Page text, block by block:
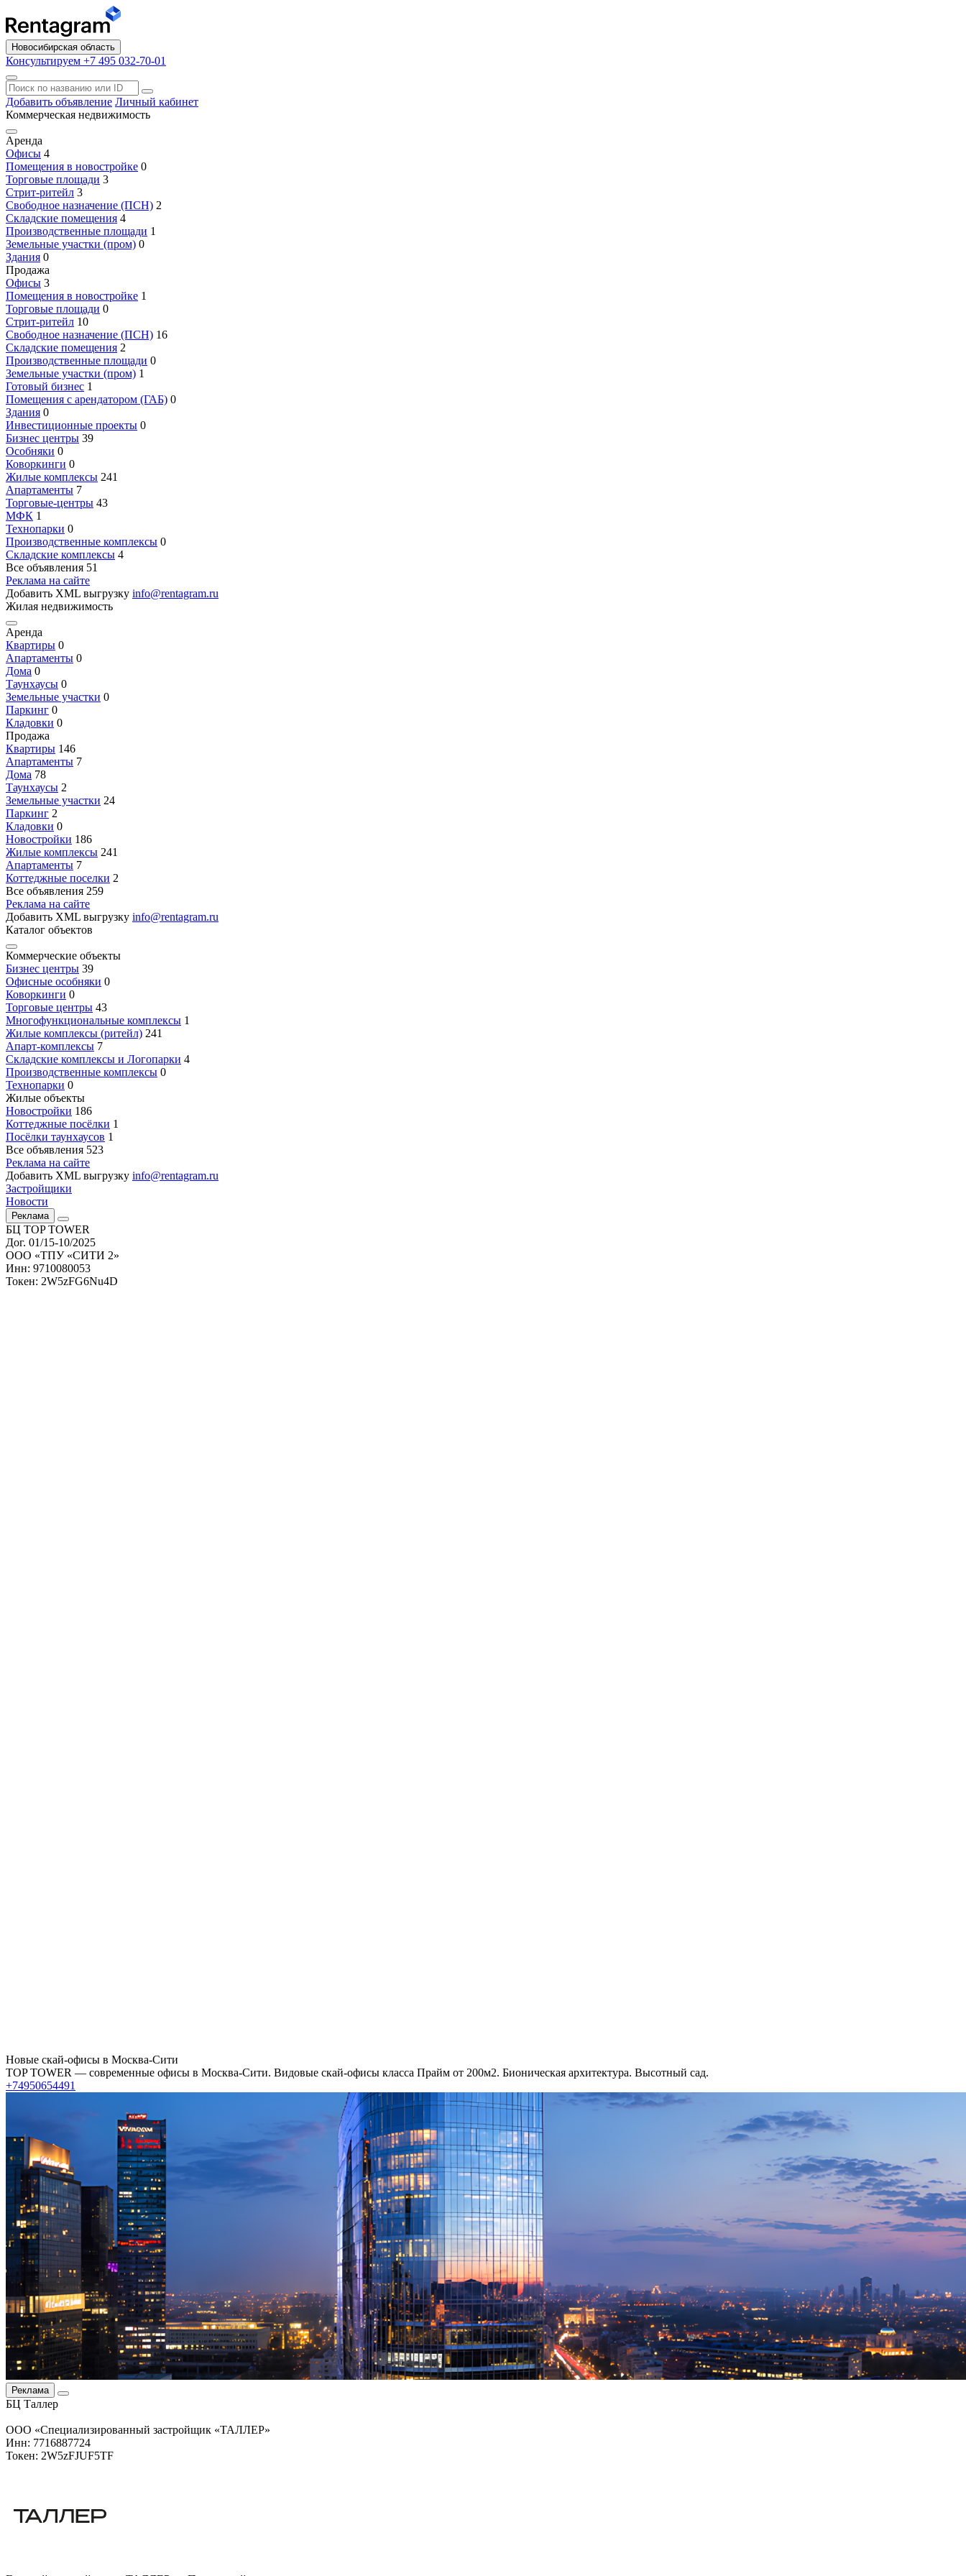
Новосибирская область
Консультируем +7 495 032-70-01
Добавить объявление Личный кабинет
Коммерческая недвижимость
Аренда
Офисы 4
Помещения в новостройке 0
Торговые площади 3
Стрит-ритейл 3
Свободное назначение (ПСН) 2
Складские помещения 4
Производственные площади 1
Земельные участки (пром) 0
Здания 0
Продажа
Офисы 3
Помещения в новостройке 1
Торговые площади 0
Стрит-ритейл 10
Свободное назначение (ПСН) 16
Складские помещения 2
Производственные площади 0
Земельные участки (пром) 1
Готовый бизнес 1
Помещения с арендатором (ГАБ) 0
Здания 0
Инвестиционные проекты 0
Бизнес центры 39
Особняки 0
Коворкинги 0
Жилые комплексы 241
Апартаменты 7
Торговые-центры 43
МФК 1
Технопарки 0
Производственные комплексы 0
Складские комплексы 4
Все объявления 51
Реклама на сайте
Добавить XML выгрузку info@rentagram.ru
Жилая недвижимость
Аренда
Квартиры 0
Апартаменты 0
Дома 0
Таунхаусы 0
Земельные участки 0
Паркинг 0
Кладовки 0
Продажа
Квартиры 146
Апартаменты 7
Дома 78
Таунхаусы 2
Земельные участки 24
Паркинг 2
Кладовки 0
Новостройки 186
Жилые комплексы 241
Апартаменты 7
Коттеджные поселки 2
Все объявления 259
Реклама на сайте
Добавить XML выгрузку info@rentagram.ru
Каталог объектов
Коммерческие объекты
Бизнес центры 39
Офисные особняки 0
Коворкинги 0
Торговые центры 43
Многофункциональные комплексы 1
Жилые комплексы (ритейл) 241
Апарт-комплексы 7
Складские комплексы и Логопарки 4
Производственные комплексы 0
Технопарки 0
Жилые объекты
Новостройки 186
Коттеджные посёлки 1
Посёлки таунхаусов 1
Все объявления 523
Реклама на сайте
Добавить XML выгрузку info@rentagram.ru
Застройщики
Новости
Реклама
БЦ TOP TOWER
Дог. 01/15-10/2025
ООО «ТПУ «СИТИ 2»
Инн: 9710080053
Токен: 2W5zFG6Nu4D
Новые скай-офисы в Москва-Сити
TOP TOWER — современные офисы в Москва-Сити. Видовые скай-офисы класса Прайм от 200м2. Бионическая архитектура. Высотный сад.
+74950654491
Реклама
БЦ Таллер
ООО «Специализированный застройщик «ТАЛЛЕР»
Инн: 7716887724
Токен: 2W5zFJUF5TF